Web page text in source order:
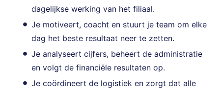
dagelijkse werking van het filiaal.
Je motiveert, coacht en stuurt je team om elke
dag het beste resultaat neer te zetten.
Je analyseert cijfers, beheert de administratie
en volgt de financiële resultaten op.
Je coördineert de logistiek en zorgt dat alle